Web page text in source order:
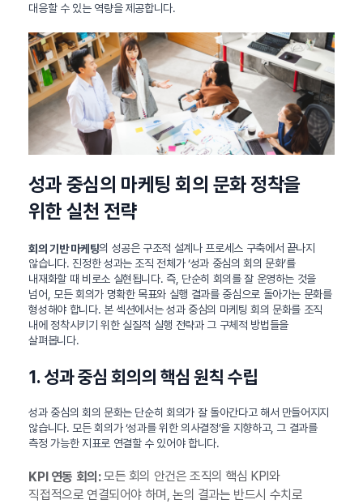
대응할 수 있는 역량을 제공합니다.
성과 중심의 마케팅 회의 문화 정착을
위한 실천 전략
회의 기반 마케팅의 성공은 구조적 설계나 프로세스 구축에서 끝나지
않습니다. 진정한 성과는 조직 전체가 ‘성과 중심의 회의 문화’를
내재화할 때 비로소 실현됩니다. 즉, 단순히 회의를 잘 운영하는 것을
넘어, 모든 회의가 명확한 목표와 실행 결과를 중심으로 돌아가는 문화를
형성해야 합니다. 본 섹션에서는 성과 중심의 마케팅 회의 문화를 조직
내에 정착시키기 위한 실질적 실행 전략과 그 구체적 방법들을
살펴봅니다.
1. 성과 중심 회의의 핵심 원칙 수립
성과 중심의 회의 문화는 단순히 회의가 잘 돌아간다고 해서 만들어지지
않습니다. 모든 회의가 ‘성과를 위한 의사결정’을 지향하고, 그 결과를
측정 가능한 지표로 연결할 수 있어야 합니다.
KPI 연동 회의:모든 회의 안건은 조직의 핵심 KPI와
직접적으로 연결되어야 하며, 논의 결과는 반드시 수치로